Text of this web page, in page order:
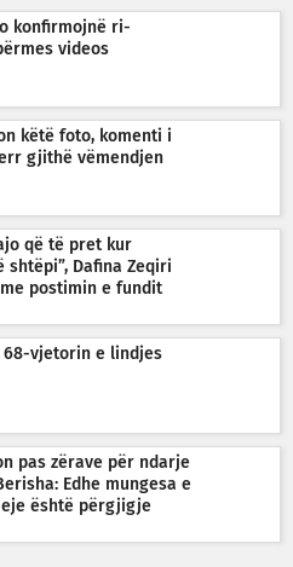
konfirmojnë ri-
videos
këtë foto, komenti i
gjithë vëmendjen
që të pret kur
shtëpi”, Dafina Zeqiri
postimin e fundit
68-vjetorin e lindjes
pas zërave për ndarje
Edhe mungesa e
është përgjigje